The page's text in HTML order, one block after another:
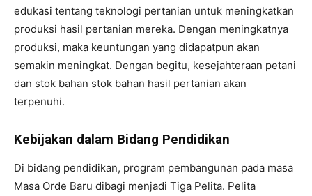
edukasi tentang teknologi pertanian untuk meningkatkan
produksi hasil pertanian mereka. Dengan meningkatnya
produksi, maka keuntungan yang didapatpun akan
semakin meningkat. Dengan begitu, kesejahteraan petani
dan stok bahan stok bahan hasil pertanian akan
terpenuhi.
Kebijakan dalam Bidang Pendidikan
Di bidang pendidikan, program pembangunan pada masa
Masa Orde Baru dibagi menjadi Tiga Pelita. Pelita